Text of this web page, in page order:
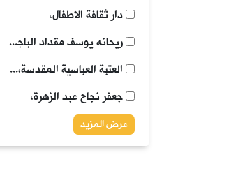
دار ثقافة الاطفال،
ريحانه يوسف مقداد الباجلاني،
العتبة العباسية المقدسة، قسم الاعلام، شعبة الطفولة والناشئة،
جعفر نجاح عبد الزهرة،
عرض المزيد